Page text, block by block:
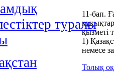
туралы
11-бап.
1)
немесе
Толық